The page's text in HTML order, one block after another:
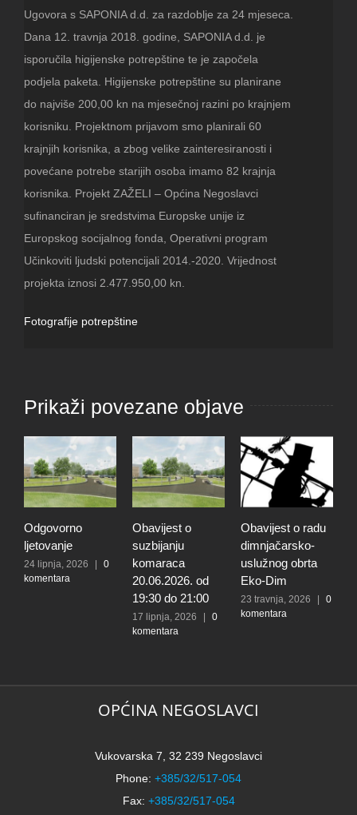
Ugovora s SAPONIA d.d. za razdoblje za 24 mjeseca.
Dana 12. travnja 2018. godine, SAPONIA d.d. je
isporučila higijenske potrepštine te je započela
podjela paketa. Higijenske potrepštine su planirane
do najviše 200,00 kn na mjesečnoj razini po krajnjem
korisniku. Projektnom prijavom smo planirali 60
krajnjih korisnika, a zbog velike zainteresiranosti i
povećane potrebe starijih osoba imamo 82 krajnja
korisnika. Projekt ZAŽELI – Općina Negoslavci
sufinanciran je sredstvima Europske unije iz
Europskog socijalnog fonda, Operativni program
Učinkoviti ljudski potencijali 2014.-2020. Vrijednost
projekta iznosi 2.477.950,00 kn.
Fotografije potrepštine
Prikaži povezane objave
Odgovorno
ljetovanje
24 lipnja, 2026
0
komentara
Obavijest o
suzbijanju
komaraca
20.06.2026. od
19:30 do 21:00
17 lipnja, 2026
0
komentara
Obavijest o radu
dimnjačarsko-
uslužnog obrta
Eko-Dim
23 travnja, 2026
0
komentara
OPĆINA NEGOSLAVCI
Vukovarska 7, 32 239 Negoslavci
Phone: +385/32/517-054
Fax: +385/32/517-054